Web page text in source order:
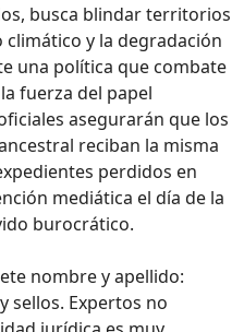
busca blindar territorios
y la degradación
una política que combate
fuerza del papel
asegurarán que los
reciban la misma
perdidos en
mediática el día de la
burocrático.
nombre y apellido:
sellos. Expertos no